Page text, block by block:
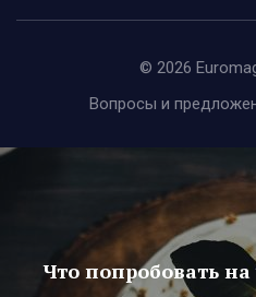
© 2026
Вопросы и
Что попробовать